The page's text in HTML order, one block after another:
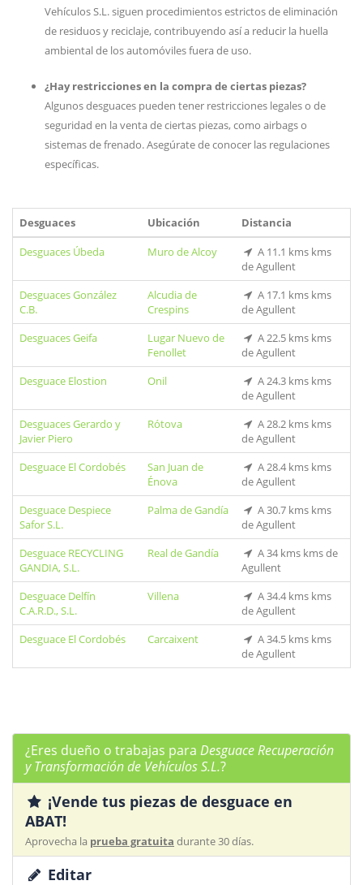
Vehículos S.L. siguen procedimientos estrictos de eliminación
de residuos y reciclaje, contribuyendo así a reducir la huella
ambiental de los automóviles fuera de uso.
¿Hay restricciones en la compra de ciertas piezas?
Algunos desguaces pueden tener restricciones legales o de
seguridad en la venta de ciertas piezas, como airbags o
sistemas de frenado. Asegúrate de conocer las regulaciones
específicas.
Desguaces Ubicación
Distancia
Desguaces Úbeda
Muro de Alcoy
A 11.1 kms kms
de Agullent
Desguaces González
C.B.
Alcudia de
Crespins
A 17.1 kms kms
de Agullent
Desguaces Geifa
Lugar Nuevo de
Fenollet
A 22.5 kms kms
de Agullent
Desguace Elostion
Onil
A 24.3 kms kms
de Agullent
Desguaces Gerardo y
Javier Piero
Rótova
A 28.2 kms kms
de Agullent
Desguace El Cordobés
San Juan de
Énova
A 28.4 kms kms
de Agullent
Desguace Despiece
Safor S.L.
Palma de Gandía
A 30.7 kms kms
de Agullent
Desguace RECYCLING
GANDIA, S.L.
Real de Gandía
A 34 kms kms de
Agullent
Desguace Delfín
C.A.R.D., S.L.
Villena
A 34.4 kms kms
de Agullent
Desguace El Cordobés
Carcaixent
A 34.5 kms kms
de Agullent
¿Eres dueño o trabajas para Desguace Recuperación
y Transformación de Vehículos S.L.?
¡Vende tus piezas de desguace en
ABAT!
Aprovecha la prueba gratuita durante 30 días.
Editar